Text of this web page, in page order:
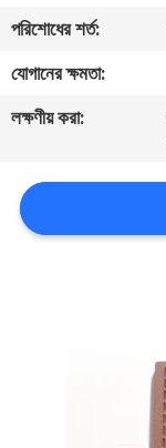
যোগাযোগ
করুন
উদ্ধৃতির
আবেদন
পরিশোধের শর্ত:
যোগানের ক্ষমতা:
লক্ষণীয় করা: